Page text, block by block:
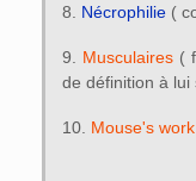
8. Nécrophilie(
9. Musculaires(
de définition à lui
10. Mouse's work